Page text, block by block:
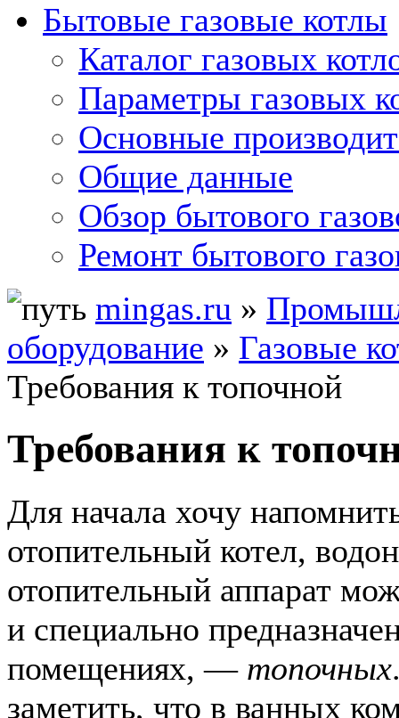
Бытовые газовые котлы
Каталог газовых
Параметры газовых
Основные
Общие данные
Обзор бытового
Ремонт бытового
mingas.ru »
оборудование » Газовые
Требования к топочной
Требования к
Для начала хочу
отопительный котел,
отопительный аппарат
и специально
помещениях, — топочных
заметить, что в ванных